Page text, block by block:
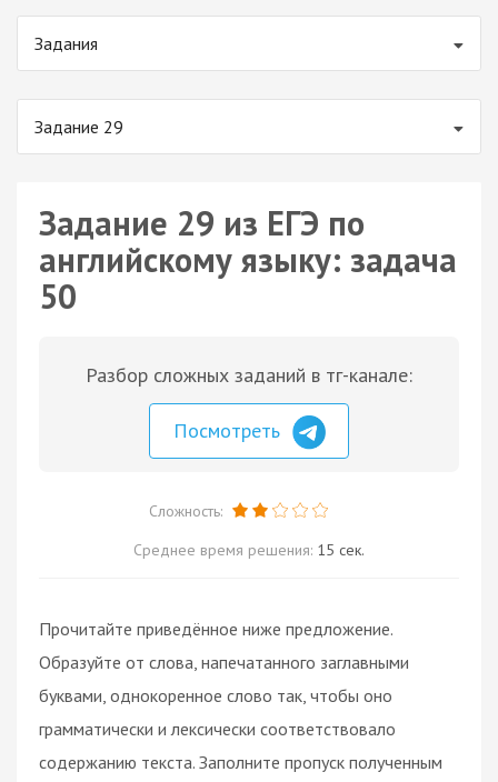
Задания
Задание 29
Задание 29 из ЕГЭ по
английскому языку: задача
50
Разбор сложных заданий в тг-канале:
Посмотреть
Сложность:
Среднее время решения: 15 сек.
Прочитайте приведённое ниже предложение.
Образуйте от слова, напечатанного заглавными
буквами, однокоренное слово так, чтобы оно
грамматически и лексически соответствовало
содержанию текста. Заполните пропуск полученным